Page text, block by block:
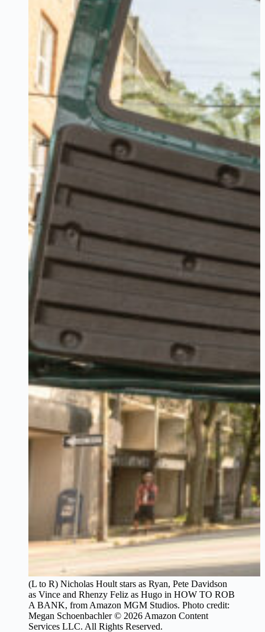
(L to R) Nicholas Hoult stars as Ryan, Pete Davidson
as Vince and Rhenzy Feliz as Hugo in HOW TO ROB
A BANK, from Amazon MGM Studios. Photo credit:
Megan Schoenbachler © 2026 Amazon Content
Services LLC. All Rights Reserved.